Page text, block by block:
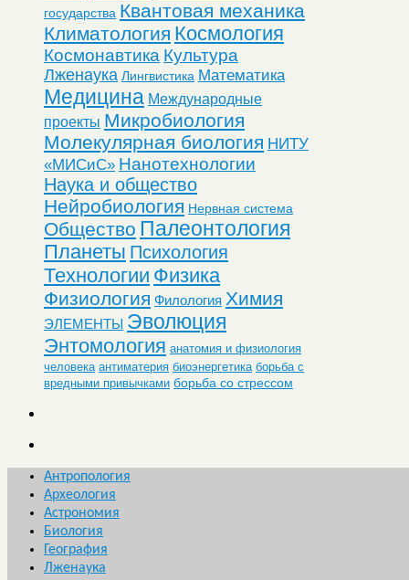
государства Квантовая механика
Климатология Космология
Космонавтика Культура
Лженаука Лингвистика Математика
Медицина Международные
проекты Микробиология
Молекулярная биология НИТУ
«МИСиС» Нанотехнологии
Наука и общество
Нейробиология Нервная система
Общество Палеонтология
Планеты Психология
Технологии Физика
Физиология Филология Химия
ЭЛЕМЕНТЫ Эволюция
Энтомология анатомия и физиология
человека антиматерия биоэнергетика борьба с
вредными привычками борьба со стрессом
Антропология
Археология
Астрономия
Биология
География
Лженаука